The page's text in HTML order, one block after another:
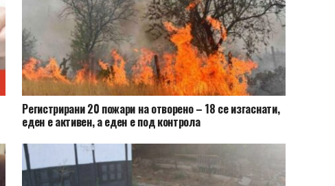
Регистрирани 20 пожари на отворено – 18 се изгаснати,
еден е активен, а еден е под контрола